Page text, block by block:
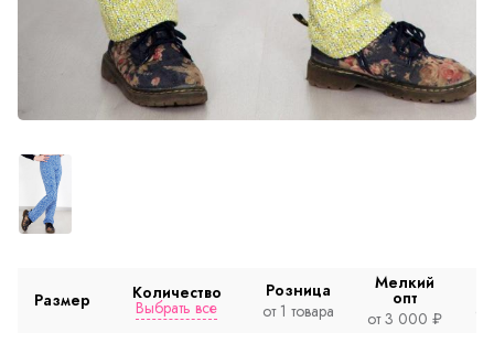
Размер Количество
Выбрать все
Розница
от 1 товара
Мелкий
опт
от 3 000 ₽